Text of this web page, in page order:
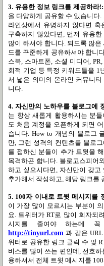
3. 유용한 정보 링크를 제공하라!:
을 다양하게 공유할 수 있습니다
라인상에서 유명하지 않다면
구축하지 않았다면
먼저 유용
많이 하셔야 합니다. 되도록 많은
드를 꾸준하게 공유하셔야 합니
스북 스마트폰 소셜 미디어 , PR,
회적 기업 등 특정 키워드들을 1
서 넓은 의미의 온라인 커뮤니
니다
4. 자신만의 노하우를 블로그에
는 항상 새롭게 활용하시는 분
도 처음 계정을 오픈하게 되면
습니다 . How to 개념의 블로그
만 그런 성격의 컨텐츠를 블로
를 접하신 분들이 추가 트윗을
목격하곤 합니다. 블로고스피어
하고 싶으시다면 자신만이 갖고
추가해서 작성하고 해당 링크를
5. 100자 이내로 트윗 메시지를
이 가장 많이 모르시는 부분이 의
요
트위터가 RT로 많이 회자되
시지를 줄여야 하는데
http://tinyurl.com 과 같은 URL
위터로 공유한 링크 클릭 수 및
비스를 많이 쓰는 편인데 ,선호하
용하셔서 전체 트윗 메시지를 100